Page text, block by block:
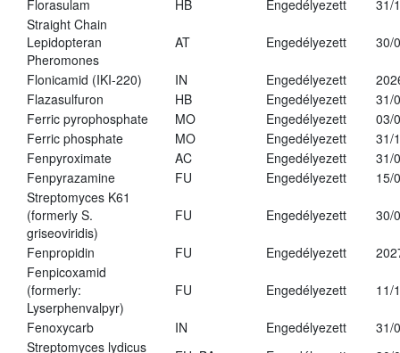
Florasulam
HB Engedélyezett
31/
Straight Chain
Lepidopteran
Pheromones
AT Engedélyezett 30/
Flonicamid (IKI-220) IN Engedélyezett
Flazasulfuron
HB Engedélyezett
31/
Ferric pyrophosphate
MO Engedélyezett
03/
Ferric phosphate
MO Engedélyezett
31/
Fenpyroximate
AC Engedélyezett
31/
Fenpyrazamine
FU Engedélyezett
15/
Streptomyces K61
(formerly S.
griseoviridis)
FU Engedélyezett 30/
Fenpropidin FU Engedélyezett
Fenpicoxamid
(formerly:
Lyserphenvalpyr)
FU Engedélyezett 11/
Fenoxycarb IN Engedélyezett
31/
Streptomyces lydicus